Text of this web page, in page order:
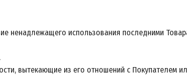
ненадлежащего использования последними
вытекающие из его отношений с Покупателем